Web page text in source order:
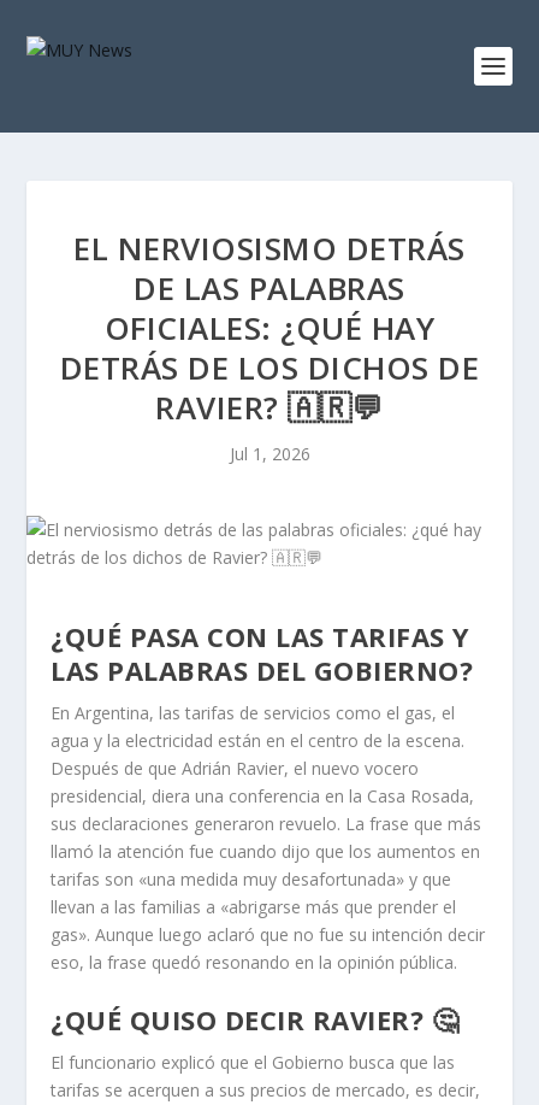
EL NERVIOSISMO DETRÁS
DE LAS PALABRAS
OFICIALES: ¿QUÉ HAY
DETRÁS DE LOS DICHOS DE
RAVIER? 🇦🇷💬
Jul 1, 2026
¿QUÉ PASA CON LAS TARIFAS Y
LAS PALABRAS DEL GOBIERNO?
En Argentina, las tarifas de servicios como el gas, el
agua y la electricidad están en el centro de la escena.
Después de que Adrián Ravier, el nuevo vocero
presidencial, diera una conferencia en la Casa Rosada,
sus declaraciones generaron revuelo. La frase que más
llamó la atención fue cuando dijo que los aumentos en
tarifas son «una medida muy desafortunada» y que
llevan a las familias a «abrigarse más que prender el
gas». Aunque luego aclaró que no fue su intención decir
eso, la frase quedó resonando en la opinión pública.
¿QUÉ QUISO DECIR RAVIER? 🤔
El funcionario explicó que el Gobierno busca que las
tarifas se acerquen a sus precios de mercado, es decir,